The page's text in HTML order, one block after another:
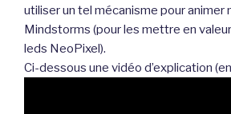
utiliser un tel mécanisme pour animer
Mindstorms (pour les mettre en valeur
leds NeoPixel).
Ci-dessous une vidéo d’explication